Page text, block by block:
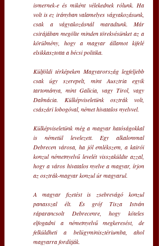
ismernek-e és miként vélekednek rólunk. Ha
volt is ez irányban valamelyes vágyakozásunk,
csak a vágyakozásnál maradtunk. Már
csirájában megölte minden törekvésünket az a
körülmény, hogy a magyar államot kifelé
elsikkasztotta a bécsi politika.
Külföldi térképeken Magyarország legfeljebb
csak úgy szerepelt, mint Ausztria egyik
tartománya, mint Galicia, vagy Tirol, vagy
Dalmácia. Külképviseletünk osztrák volt,
császári lobogóval, német hivatalos nyelvvel.
Külképviseletünk még a magyar hatóságokkal
is németül levelezett. Egy alkalommal
Debrecen városa, ha jól emlékszem, a kairói
konzul németnyelvű levelét visszaküldte azzal,
hogy a város hivatalos nyelve a magyar, írjon
az osztrák-magyar konzul úr magyarul.
A magyar fizetést is zsebrevágó konzul
panasszal élt. És gróf Tisza István
ráparancsolt Debrecenre, hogy köteles
elfogadni a németnyelvű megkeresést, de
felküldheti a belügyminisztériumba, ahol
magyarra fordítják.